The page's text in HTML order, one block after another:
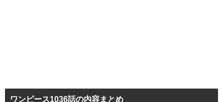
ワンピース1036話の内容まとめ